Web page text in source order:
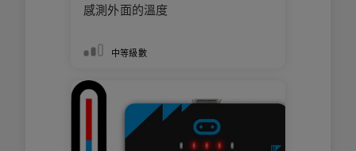
感測外面的溫度
中等級數